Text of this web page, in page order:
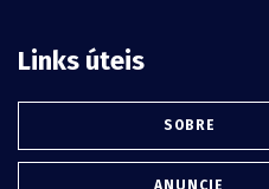
Links úteis
SOBRE
ANUNCIE